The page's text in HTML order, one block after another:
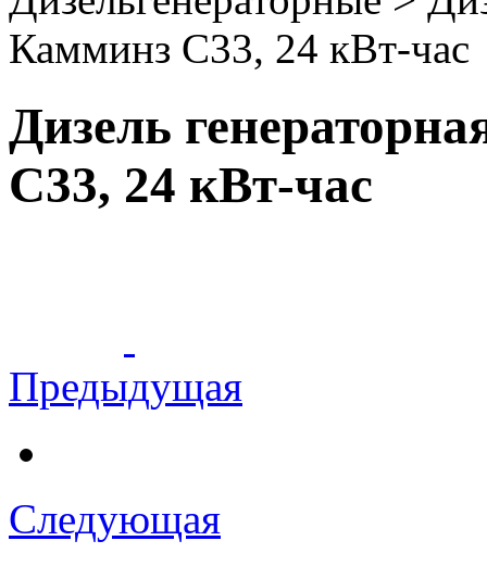
Камминз С33, 24 кВт-час
Дизель
С33, 24 кВт-час
Предыдущая
Следующая